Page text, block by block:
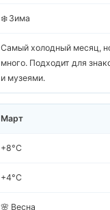
❄️ Зима
Самый холодный месяц,
много. Подходит для
и музеями.
Март
+8°C
+4°C
🌸 Весна